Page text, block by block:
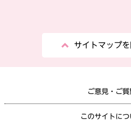
サイトマップ
ご意見・ご質
このサイトにつ